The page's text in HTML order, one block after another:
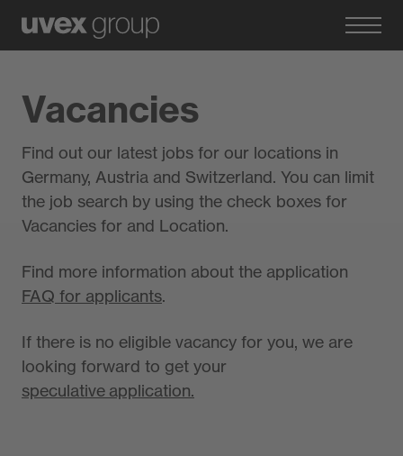
Vacancies
Find out our latest jobs for our locations in
Germany, Austria and Switzerland. You can limit
the job search by using the check boxes for
Vacancies for and Location.
Find more information about the application
FAQ for applicants.
If there is no eligible vacancy for you, we are
looking forward to get your
speculative application.